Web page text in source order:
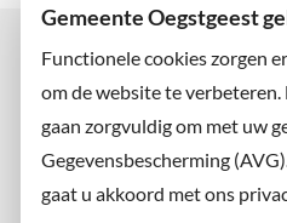
Gemeente Oegstgeest
Functionele cookies zorgen
om de website te verbeteren.
gaan zorgvuldig om met uw
Gegevensbescherming
gaat u akkoord met ons
Bezoekadres
2342 AN